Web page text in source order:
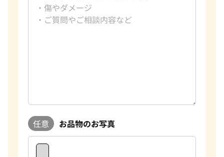
任意 お品物のお写真